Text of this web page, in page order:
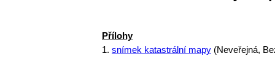
Přílohy
1. snímek katastrální mapy (Neveřejná,